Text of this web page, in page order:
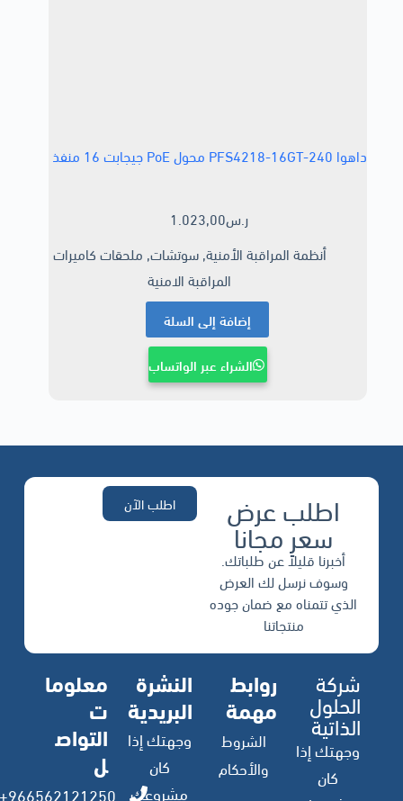
داهوا PFS4218-16GT-240 محول PoE جيجابت 16 منفذ
1.023,00ر.س
أنظمة المراقبة الأمنية,سوتشات, ملحقات كاميرات
المراقبة الامنية
إضافة إلى السلة
الشراء عبر الواتساب
اطلب عرض
سعر مجانا
أخبرنا قليلاً عن طلباتك.
وسوف نرسل لك العرض
الذي تتمناه مع ضمان جوده
منتجاتنا
اطلب الآن
شركة
الحلول
الذاتية
وجهتك إذا
كان
روابط
مهمة
الشروط
والأحكام
النشرة
البريدية
وجهتك إذا
كان
مشروعك
معلوما
ت
التواص
ل
966562121250+